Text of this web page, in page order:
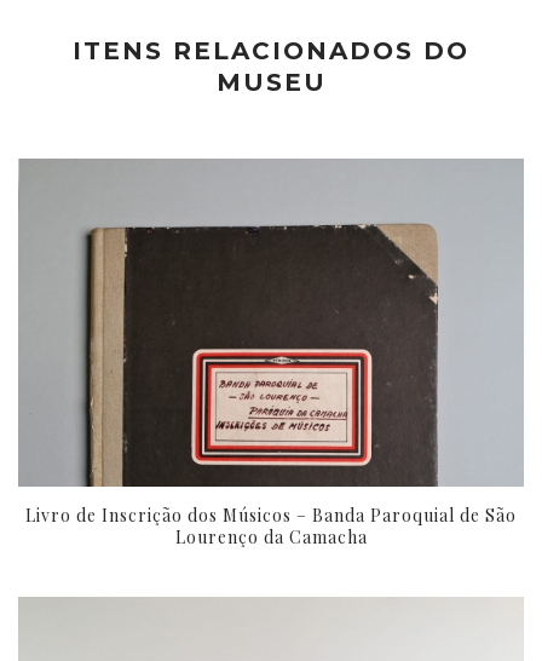
ITENS RELACIONADOS DO
MUSEU
Livro de Inscrição dos Músicos – Banda Paroquial de São
Lourenço da Camacha